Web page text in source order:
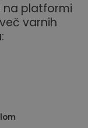
na platformi
varnih